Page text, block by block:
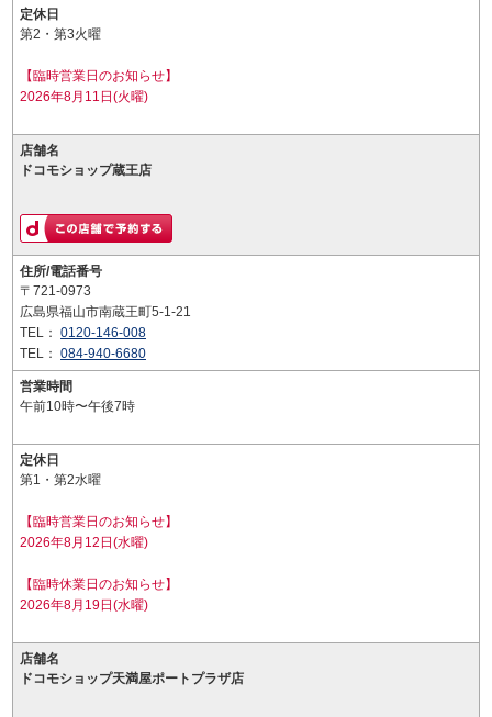
定休日
第2・第3火曜
【臨時営業日のお知らせ】
2026年8月11日(火曜)
店舗名
ドコモショップ蔵王店
住所/電話番号
〒721-0973
広島県福山市南蔵王町5-1-21
TEL： 0120-146-008
TEL： 084-940-6680
営業時間
午前10時〜午後7時
定休日
第1・第2水曜
【臨時営業日のお知らせ】
2026年8月12日(水曜)
【臨時休業日のお知らせ】
2026年8月19日(水曜)
店舗名
ドコモショップ天満屋ポートプラザ店